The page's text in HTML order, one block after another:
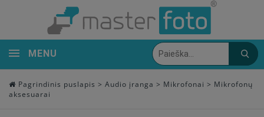
MENU
Pagrindinis puslapis > Audio įranga > Mikrofonai > Mikrofonų
aksesuarai